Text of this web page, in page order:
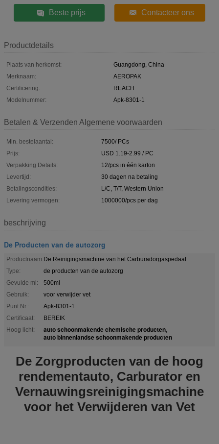
Beste prijs Contacteer ons
Productdetails
Plaats van herkomst:
Guangdong, China
Merknaam:
AEROPAK
Certificering:
REACH
Modelnummer:
Apk-8301-1
Betalen & Verzenden Algemene voorwaarden
Min. bestelaantal:
7500/ PCs
Prijs:
USD 1.19-2.99 / PC
Verpakking Details:
12/pcs in één karton
Levertijd:
30 dagen na betaling
Betalingscondities:
L/C, T/T, Western Union
Levering vermogen:
1000000/pcs per dag
beschrijving
De Producten van de autozorg
Productnaam:De Reinigingsmachine van het Carburadorgaspedaal
Type:
de producten van de autozorg
Gevulde ml:
500ml
Gebruik:
voor verwijder vet
Punt Nr.:
Apk-8301-1
Certificaat:
BEREIK
Hoog licht:
auto schoonmakende chemische producten,
auto binnenlandse schoonmakende producten
De Zorgproducten van de hoog
rendementauto, Carburator en
Vernauwingsreinigingsmachine
voor het Verwijderen van Vet